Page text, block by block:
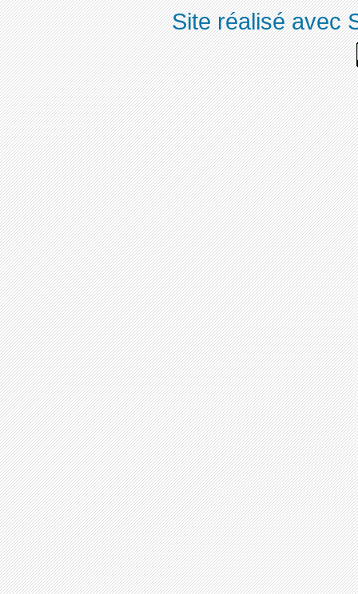
Site réalisé avec